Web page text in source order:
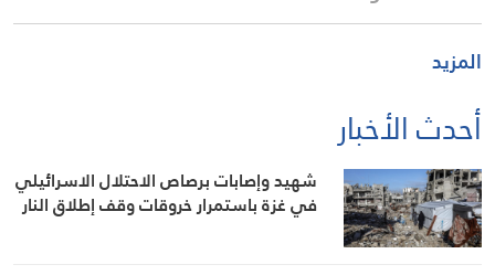
المزيد
أحدث الأخبار
شهيد وإصابات برصاص الاحتلال الاسرائيلي
في غزة باستمرار خروقات وقف إطلاق النار